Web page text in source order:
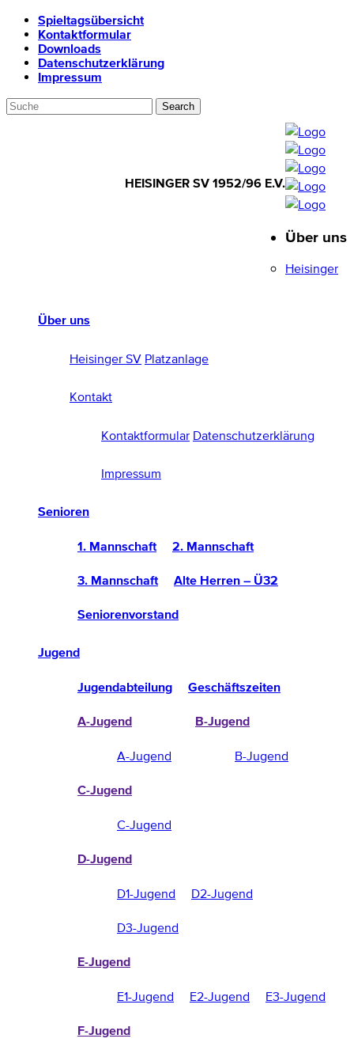
Spieltagsübersicht
Kontaktformular
Downloads
Datenschutzerklärung
Impressum
HEISINGER SV 1952/96 E.V.
1952/96 E.V.
Über uns
Heisinger SV Platzanlage
Kontakt
Kontaktformular Datenschutzerklärung
Impressum
Senioren
1. Mannschaft 2. Mannschaft
3. Mannschaft Alte Herren – Ü32
Seniorenvorstand
Jugend
Jugendabteilung Geschäftszeiten
A-Jugend
A-Jugend
B-Jugend
B-Jugend
C-Jugend
C-Jugend
D-Jugend
D1-Jugend
D2-Jugend
D3-Jugend
E-Jugend
E1-Jugend E2-Jugend E3-Jugend
F-Jugend
Über uns
Heisinger